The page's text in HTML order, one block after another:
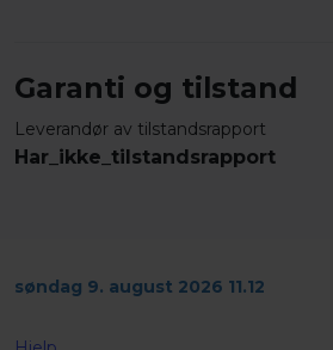
Garanti og tilstand
Leverandør av tilstandsrapport
Har_ikke_tilstandsrapport
søndag 9. august 2026 11.12